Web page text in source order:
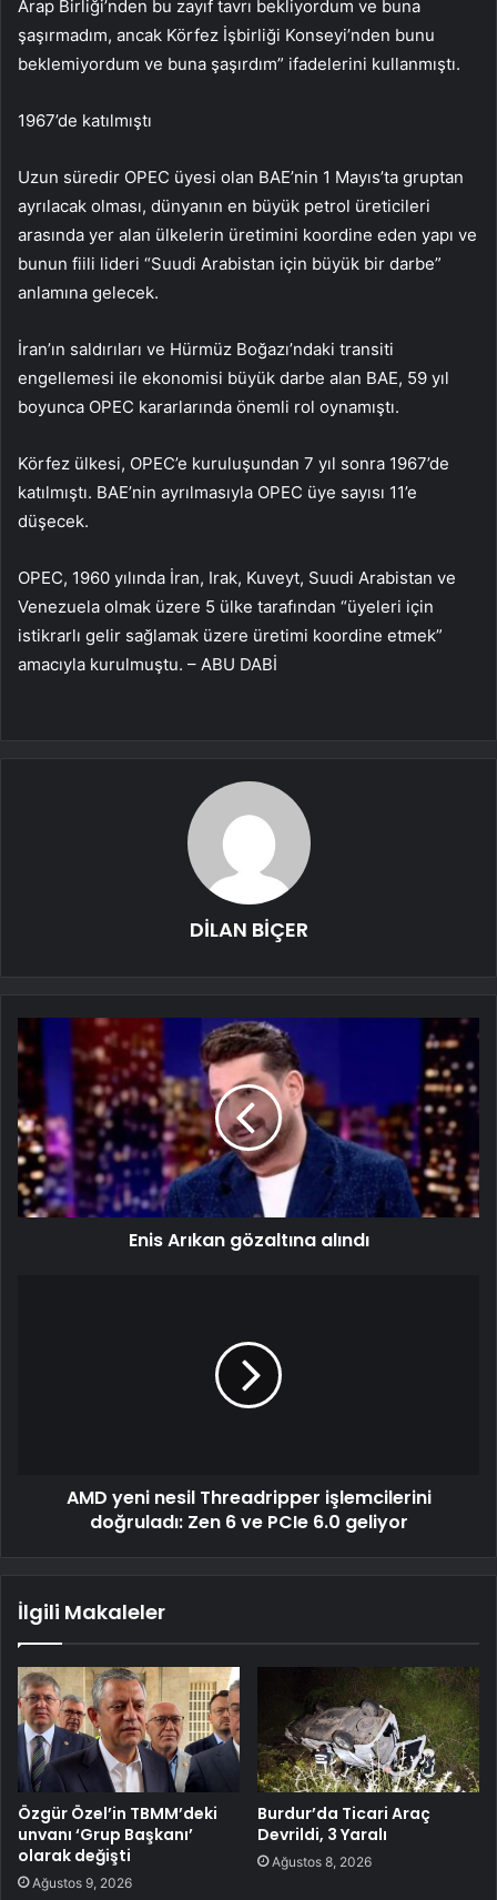
Arap Birliği’nden bu zayıf tavrı bekliyordum ve buna
şaşırmadım, ancak Körfez İşbirliği Konseyi’nden bunu
beklemiyordum ve buna şaşırdım” ifadelerini kullanmıştı.
1967’de katılmıştı
Uzun süredir OPEC üyesi olan BAE’nin 1 Mayıs’ta gruptan
ayrılacak olması, dünyanın en büyük petrol üreticileri
arasında yer alan ülkelerin üretimini koordine eden yapı ve
bunun fiili lideri “Suudi Arabistan için büyük bir darbe”
anlamına gelecek.
İran’ın saldırıları ve Hürmüz Boğazı’ndaki transiti
engellemesi ile ekonomisi büyük darbe alan BAE, 59 yıl
boyunca OPEC kararlarında önemli rol oynamıştı.
Körfez ülkesi, OPEC’e kuruluşundan 7 yıl sonra 1967’de
katılmıştı. BAE’nin ayrılmasıyla OPEC üye sayısı 11’e
düşecek.
OPEC, 1960 yılında İran, Irak, Kuveyt, Suudi Arabistan ve
Venezuela olmak üzere 5 ülke tarafından “üyeleri için
istikrarlı gelir sağlamak üzere üretimi koordine etmek”
amacıyla kurulmuştu. – ABU DABİ
DİLAN BİÇER
Enis Arıkan gözaltına alındı
AMD yeni nesil Threadripper işlemcilerini
doğruladı: Zen 6 ve PCIe 6.0 geliyor
İlgili Makaleler
Özgür Özel’in TBMM’deki
unvanı ‘Grup Başkanı’
olarak değişti
Ağustos 9, 2026
Burdur’da Ticari Araç
Devrildi, 3 Yaralı
Ağustos 8, 2026